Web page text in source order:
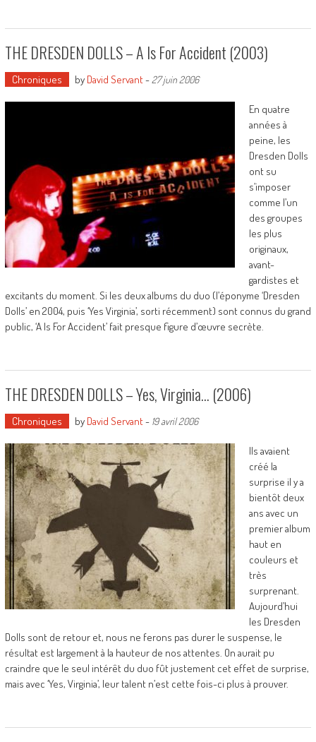
THE DRESDEN DOLLS – A Is For Accident (2003)
Chroniques by David Servant- 27 juin 2006
En quatre
années à
peine, les
Dresden Dolls
ont su
s’imposer
comme l’un
des groupes
les plus
originaux,
avant-
gardistes et
excitants du moment. Si les deux albums du duo (l’éponyme ‘Dresden
Dolls’ en 2004, puis ‘Yes Virginia’, sorti récemment) sont connus du grand
public, ‘A Is For Accident’ fait presque figure d’œuvre secrète.
THE DRESDEN DOLLS – Yes, Virginia… (2006)
Chroniques by David Servant- 19 avril 2006
Ils avaient
créé la
surprise il y a
bientôt deux
ans avec un
premier album
haut en
couleurs et
très
surprenant.
Aujourd’hui
les Dresden
Dolls sont de retour et, nous ne ferons pas durer le suspense, le
résultat est largement à la hauteur de nos attentes. On aurait pu
craindre que le seul intérêt du duo fût justement cet effet de surprise,
mais avec ‘Yes, Virginia’, leur talent n’est cette fois-ci plus à prouver.